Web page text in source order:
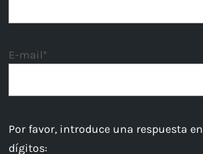
E-mail*
Por favor, introduce una respuesta en
dígitos: